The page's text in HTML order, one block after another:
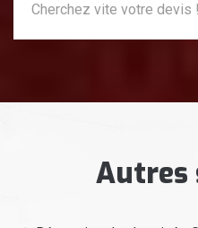
Cherchez vite votre devis !
Autres